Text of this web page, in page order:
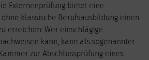
12 13 14 15
26 27 29
Externenprüfung bietet eine
klassische Berufsausbildung einen
erreichen: Wer einschlägige
kann, kann als sogenannter
zur Abschlussprüfung eines